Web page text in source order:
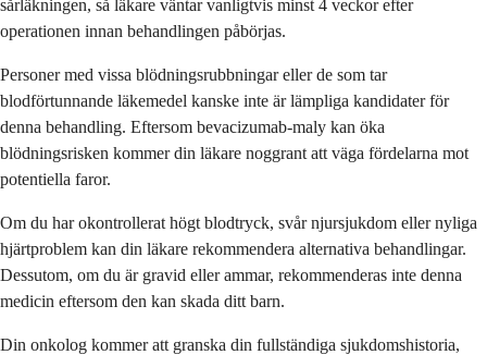
sårläkningen, så läkare väntar vanligtvis minst 4 veckor efter
operationen innan behandlingen påbörjas.
Personer med vissa blödningsrubbningar eller de som tar
blodförtunnande läkemedel kanske inte är lämpliga kandidater för
denna behandling. Eftersom bevacizumab-maly kan öka
blödningsrisken kommer din läkare noggrant att väga fördelarna mot
potentiella faror.
Om du har okontrollerat högt blodtryck, svår njursjukdom eller nyliga
hjärtproblem kan din läkare rekommendera alternativa behandlingar.
Dessutom, om du är gravid eller ammar, rekommenderas inte denna
medicin eftersom den kan skada ditt barn.
Din onkolog kommer att granska din fullständiga sjukdomshistoria,